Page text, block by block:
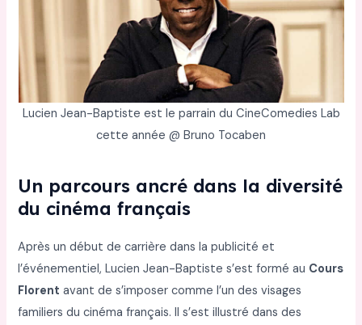
Lucien Jean-Baptiste est le parrain du CineComedies Lab
cette année @ Bruno Tocaben
Un parcours ancré dans la diversité
du cinéma français
Après un début de carrière dans la publicité et
l’événementiel, Lucien Jean-Baptiste s’est formé au Cours
Florent avant de s’imposer comme l’un des visages
familiers du cinéma français. Il s’est illustré dans des